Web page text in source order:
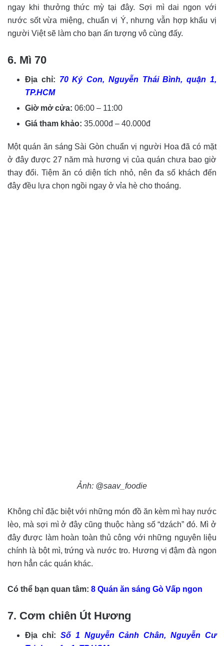
ngay khi thưởng thức mỳ tại đây. Sợi mì dai ngon với
nước sốt vừa miệng, chuẩn vị Ý, nhưng vẫn hợp khẩu vị
người Việt sẽ làm cho bạn ấn tượng vô cùng đấy.
6. Mì 70
Địa chỉ: 70 Ký Con, Nguyễn Thái Bình, quận 1,
TP.HCM
Giờ mở cửa: 06:00 – 11:00
Giá tham khảo: 35.000đ – 40.000đ
Một quán ăn sáng Sài Gòn chuẩn vị người Hoa đã có mặt
ở đây được 27 năm mà hương vị của quán chưa bao giờ
thay đổi. Tiệm ăn có diện tích nhỏ, nên đa số khách đến
đây đều lựa chọn ngồi ngay ở vỉa hè cho thoáng.
Ảnh: @saav_foodie
Không chỉ đặc biệt với những món đồ ăn kèm mì hay nước
lèo, mà sợi mì ở đây cũng thuộc hàng số “dzách” đó. Mì ở
đây được làm hoàn toàn thủ công với những nguyên liệu
chính là bột mì, trứng và nước tro. Hương vị đậm đà ngon
hơn hẳn các quán khác.
Có thể bạn quan tâm: 8 Quán ăn sáng Gò Vấp ngon
7. Cơm chiên Út Hương
Địa chỉ: Số 1 Nguyễn Cảnh Chân, Nguyễn Cư